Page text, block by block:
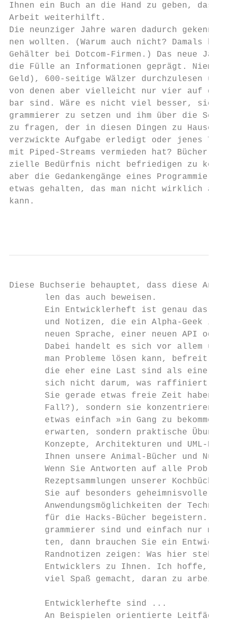
Ihnen ein Buch an die Hand zu geben, das
Arbeit weiterhilft.
Die neunziger Jahre waren dadurch
nen wollten. (Warum auch nicht? Damals
Gehälter bei Dotcom-Firmen.) Das neue
die Fülle an Informationen geprägt.
Geld), 600-seitige Wälzer durchzulesen
von denen aber vielleicht nur vier auf die
bar sind. Wäre es nicht viel besser, sich
grammierer zu setzen und ihm über die
zu fragen, der in diesen Dingen zu
verzwickte Aufgabe erledigt oder jenes
mit Piped-Streams vermieden hat? Bücher
zielle Bedürfnis nicht befriedigen zu
aber die Gedankengänge eines
etwas gehalten, das man nicht wirklich auf
kann.
Diese Buchserie behauptet, dass diese
       len das auch beweisen.
Ein Entwicklerheft ist genau das,
und Notizen, die ein Alpha-Geek im
neuen Sprache, einer neuen API
Dabei handelt es sich vor allem um
man Probleme lösen kann, befreit
die eher eine Last sind als eine
sich nicht darum, was raffiniert
Sie gerade etwas freie Zeit haben
Fall?), sondern sie konzentrieren
etwas einfach »in Gang zu
erwarten, sondern praktische
Konzepte, Architekturen und UML-
Ihnen unsere Animal-Bücher und
Wenn Sie Antworten auf alle
Rezeptsammlungen unserer
Sie auf besonders geheimnisvolle
Anwendungsmöglichkeiten der
für die Hacks-Bücher begeistern.
grammierer sind und einfach nur
ten, dann brauchen Sie ein
Randnotizen zeigen: Was hier
Entwicklers zu Ihnen. Ich hoffe,
viel Spaß gemacht, daran zu
       Entwicklerhefte sind ...
       An Beispielen orientierte Leitfäden